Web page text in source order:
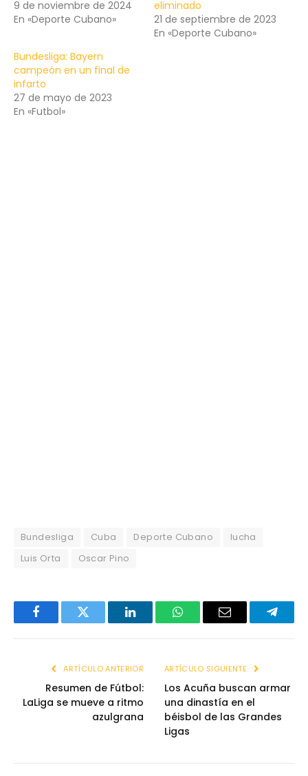
9 de noviembre de 2024
En «Deporte Cubano»
eliminado
21 de septiembre de 2023
En «Deporte Cubano»
Bundesliga: Bayern
campeón en un final de
infarto
27 de mayo de 2023
En «Futbol»
Bundesliga Cuba Deporte Cubano
lucha
Luis Orta
Oscar Pino
FacebookTwitter LinkedInWhatsAppEmail
ARTÍCULO ANTERIOR
Resumen de Fútbol:
LaLiga se mueve a ritmo
azulgrana
ARTÍCULO SIGUIENTE
Los Acuña buscan armar
una dinastía en el
béisbol de las Grandes
Ligas